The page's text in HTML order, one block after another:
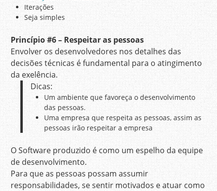
Iterações
Seja simples
Princípio#6 – Respeitar as pessoas
Envolver os desenvolvedores nos detalhes das
decisões técnicas é fundamental para o atingimento
da exelência.
Dicas:
Um ambiente que favoreça o desenvolvimento
das pessoas.
Uma empresa que respeita as pessoas, assim as
pessoas irão respeitar a empresa
O Software produzido é como um espelho da equipe
de desenvolvimento.
Para que as pessoas possam assumir
responsabilidades, se sentir motivados e atuar como